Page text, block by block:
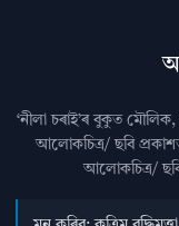
‘নীলা চৰাই’ৰ বুকুত
আলোকচিত্ৰ/ ছবি
আলোকচিত্ৰ/